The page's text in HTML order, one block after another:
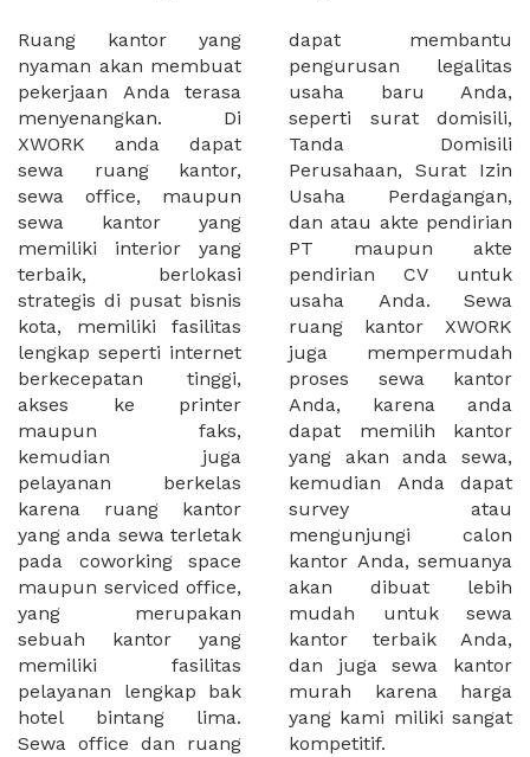
Ruang kantor yang
nyaman akan membuat
pekerjaan Anda terasa
menyenangkan. Di
XWORK anda dapat
sewa ruang kantor,
sewa office, maupun
sewa kantor yang
memiliki interior yang
terbaik, berlokasi
strategis di pusat bisnis
kota, memiliki fasilitas
lengkap seperti internet
berkecepatan tinggi,
akses ke printer
maupun faks,
kemudian juga
pelayanan berkelas
karena ruang kantor
yang anda sewa terletak
pada coworking space
maupun serviced office,
yang merupakan
sebuah kantor yang
memiliki fasilitas
pelayanan lengkap bak
hotel bintang lima.
Sewa office dan ruang
dapat membantu
pengurusan legalitas
usaha baru Anda,
seperti surat domisili,
Tanda Domisili
Perusahaan, Surat Izin
Usaha Perdagangan,
dan atau akte pendirian
PT maupun akte
pendirian CV untuk
usaha Anda. Sewa
ruang kantor XWORK
juga mempermudah
proses sewa kantor
Anda, karena anda
dapat memilih kantor
yang akan anda sewa,
kemudian Anda dapat
survey atau
mengunjungi calon
kantor Anda, semuanya
akan dibuat lebih
mudah untuk sewa
kantor terbaik Anda,
dan juga sewa kantor
murah karena harga
yang kami miliki sangat
kompetitif.